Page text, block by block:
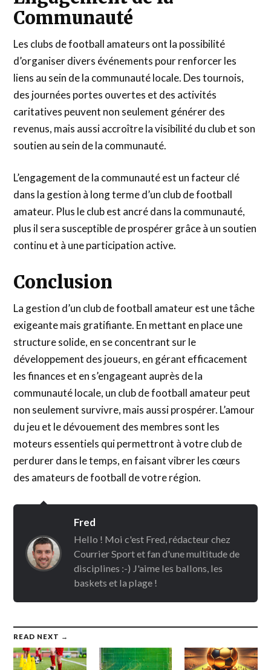
Communauté
Les clubs de football amateurs ont la possibilité
d’organiser divers événements pour renforcer les
liens au sein de la communauté locale. Des tournois,
des journées portes ouvertes et des activités
caritatives peuvent non seulement générer des
revenus, mais aussi accroître la visibilité du club et son
soutien au sein de la communauté.
L’engagement de la communauté est un facteur clé
dans la gestion à long terme d’un club de football
amateur. Plus le club est ancré dans la communauté,
plus il sera susceptible de prospérer grâce à un soutien
continu et à une participation active.
Conclusion
La gestion d’un club de football amateur est une tâche
exigeante mais gratifiante. En mettant en place une
structure solide, en se concentrant sur le
développement des joueurs, en gérant efficacement
les finances et en s’engageant auprès de la
communauté locale, un club de football amateur peut
non seulement survivre, mais aussi prospérer. L’amour
du jeu et le dévouement des membres sont les
moteurs essentiels qui permettront à votre club de
perdurer dans le temps, en faisant vibrer les cœurs
des amateurs de football de votre région.
Fred
Hello ! Moi c'est Fred, rédacteur chez
Courrier Sport et fan d'une multitude de
disciplines :-) J'aime les ballons, les
baskets et la plage !
READ NEXT →